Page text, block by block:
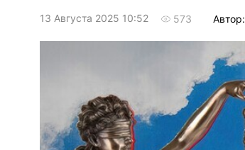
13 Августа 2025 10:52 573 Автор: